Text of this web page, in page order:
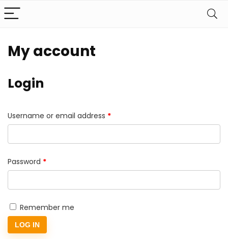
My account
Login
Username or email address *Required
Password *Required
Remember me
LOG IN